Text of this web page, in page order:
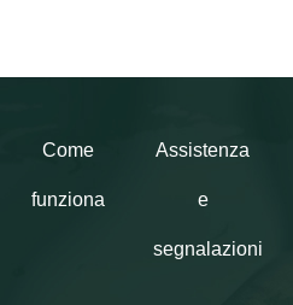
Come
funziona
Assistenza
e
segnalazioni